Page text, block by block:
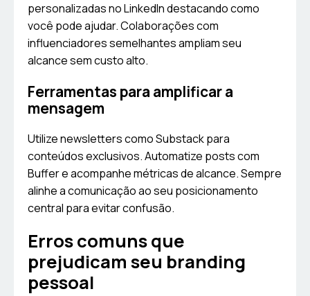
personalizadas no LinkedIn destacando como
você pode ajudar. Colaborações com
influenciadores semelhantes ampliam seu
alcance sem custo alto.
Ferramentas para amplificar a
mensagem
Utilize newsletters como Substack para
conteúdos exclusivos. Automatize posts com
Buffer e acompanhe métricas de alcance. Sempre
alinhe a comunicação ao seu posicionamento
central para evitar confusão.
Erros comuns que
prejudicam seu branding
pessoal